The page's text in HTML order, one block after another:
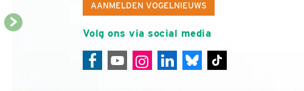
AANMELDEN VOGELNIEUWS
Volg ons via social media